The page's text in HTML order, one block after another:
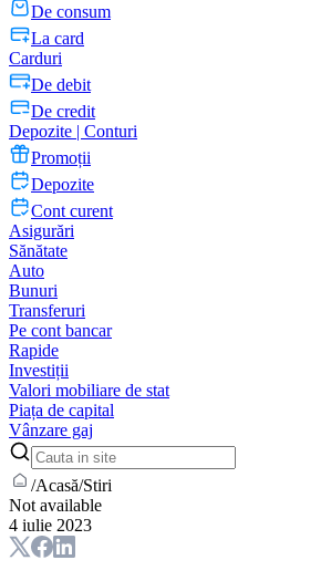
De consum
La card
Carduri
De debit
De credit
Depozite | Conturi
Promoții
Depozite
Cont curent
Asigurări
Sănătate
Auto
Bunuri
Transferuri
Pe cont bancar
Rapide
Investiții
Valori mobiliare de stat
Piața de capital
Vânzare gaj
/Acasă/Stiri
Not available
4 iulie 2023